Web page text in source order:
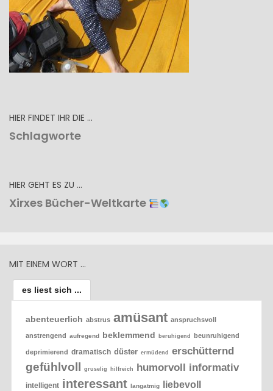
HIER FINDET IHR DIE …
Schlagworte
HIER GEHT ES ZU …
Xirxes Bücher-Weltkarte
MIT EINEM WORT …
es liest sich ...
abenteuerlich abstrus amüsant anspruchsvoll
anstrengend aufregend beklemmend beruhigend beunruhigend
deprimierend dramatisch düster ermüdend erschütternd
gefühlvoll gruselig hilfreich humorvoll informativ
intelligent interessant langatmig liebevoll